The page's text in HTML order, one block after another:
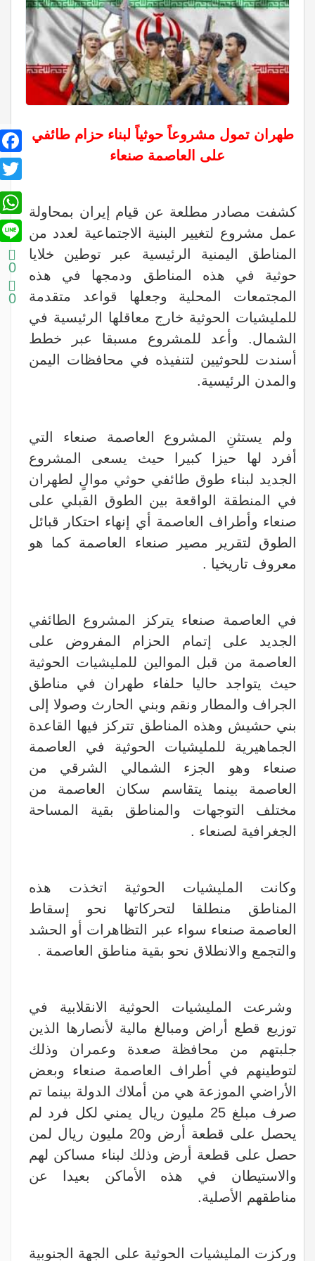
طهران تمول مشروعاً حوثياً لبناء حزام طائفي
على العاصمة صنعاء
كشفت مصادر مطلعة عن قيام إيران بمحاولة
عمل مشروع لتغيير البنية الاجتماعية لعدد من
المناطق اليمنية الرئيسية عبر توطين خلايا
حوثية في هذه المناطق ودمجها في هذه
المجتمعات المحلية وجعلها قواعد متقدمة
للمليشيات الحوثية خارج معاقلها الرئيسية في
الشمال. وأعد للمشروع مسبقا عبر خطط
أسندت للحوثيين لتنفيذه في محافظات اليمن
والمدن الرئيسية.
ولم يستثنِ المشروع العاصمة صنعاء التي
أفرد لها حيزا كبيرا حيث يسعى المشروع
الجديد لبناء طوق طائفي حوثي موالٍ لطهران
في المنطقة الواقعة بين الطوق القبلي على
صنعاء وأطراف العاصمة أي إنهاء احتكار قبائل
الطوق لتقرير مصير صنعاء العاصمة كما هو
معروف تاريخيا .
في العاصمة صنعاء يتركز المشروع الطائفي
الجديد على إتمام الحزام المفروض على
العاصمة من قبل الموالين للمليشيات الحوثية
حيث يتواجد حاليا حلفاء طهران في مناطق
الجراف والمطار ونقم وبني الحارث وصولا إلى
بني حشيش وهذه المناطق تتركز فيها القاعدة
الجماهيرية للمليشيات الحوثية في العاصمة
صنعاء وهو الجزء الشمالي الشرقي من
العاصمة بينما يتقاسم سكان العاصمة من
مختلف التوجهات والمناطق بقية المساحة
الجغرافية لصنعاء .
وكانت المليشيات الحوثية اتخذت هذه
المناطق منطلقا لتحركاتها نحو إسقاط
العاصمة صنعاء سواء عبر التظاهرات أو الحشد
والتجمع والانطلاق نحو بقية مناطق العاصمة .
وشرعت المليشيات الحوثية الانقلابية في
توزيع قطع أراض ومبالغ مالية لأنصارها الذين
جلبتهم من محافظة صعدة وعمران وذلك
لتوطينهم في أطراف العاصمة صنعاء وبعض
الأراضي الموزعة هي من أملاك الدولة بينما تم
صرف مبلغ 25 مليون ريال يمني لكل فرد لم
يحصل على قطعة أرض و20 مليون ريال لمن
حصل على قطعة أرض وذلك لبناء مساكن لهم
والاستيطان في هذه الأماكن بعيدا عن
مناطقهم الأصلية.
وركزت المليشيات الحوثية على الجهة الجنوبية
Line
0
0